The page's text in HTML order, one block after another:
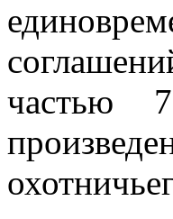
частью